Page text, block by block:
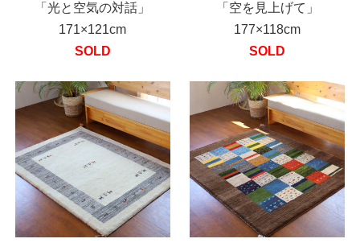
「光と空気の対話」
171×121cm
SOLD
「空を見上げて」
177×118cm
SOLD